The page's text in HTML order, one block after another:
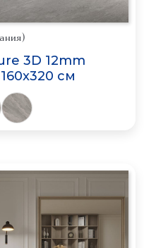
3D 12mm
см